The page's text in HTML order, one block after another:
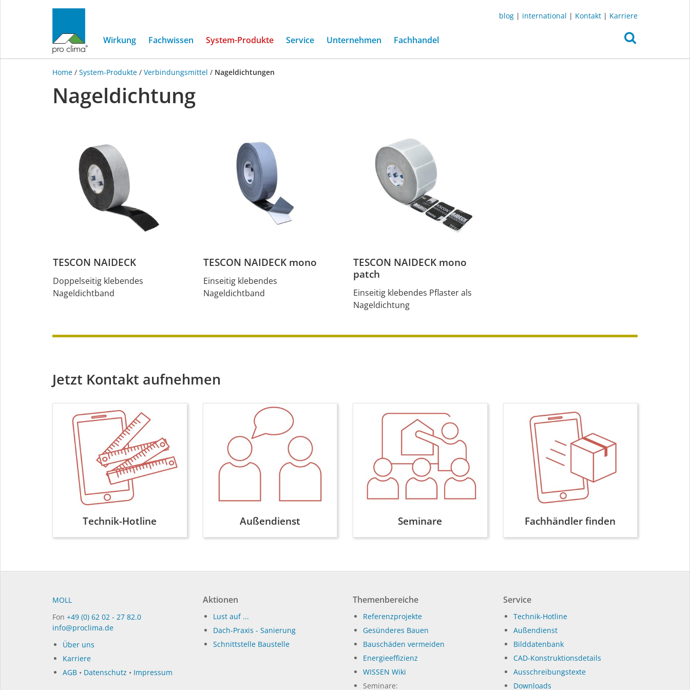
blog | international | Kontakt | Karriere
Wirkung Fachwissen System-Produkte(current)
Service Unternehmen Fachhandel
Home / System-Produkte / Verbindungsmittel / Nageldichtungen
Nageldichtung
TESCON NAIDECK
Doppelseitig klebendes
Nageldichtband
TESCON NAIDECK mono
Einseitig klebendes
Nageldichtband
TESCON NAIDECK mono
patch
Einseitig klebendes Pflaster als
Nageldichtung
Jetzt Kontakt aufnehmen
Technik-Hotline Außendienst Seminare Fachhändler finden
MOLL
Fon +49 (0) 62 02 - 27 82.0
info@proclima.de
Über uns
Karriere
AGB • Datenschutz • Impressum
Aktionen
Lust auf ...
Dach-Praxis - Sanierung
Schnittstelle Baustelle
Themenbereiche
Referenzprojekte
Gesünderes Bauen
Bauschäden vermeiden
Energieeffizienz
WISSEN Wiki
Seminare:
Service
Technik-Hotline
Außendienst
Bilddatenbank
CAD-Konstruktionsdetails
Ausschreibungstexte
Downloads